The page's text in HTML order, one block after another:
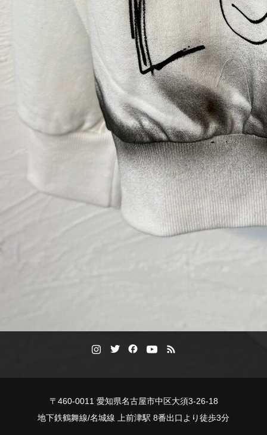
〒460-0011 愛知県名古屋市中区大須3-26-18
地下鉄鶴舞線/名城線 上前津駅 8番出口より徒歩3分